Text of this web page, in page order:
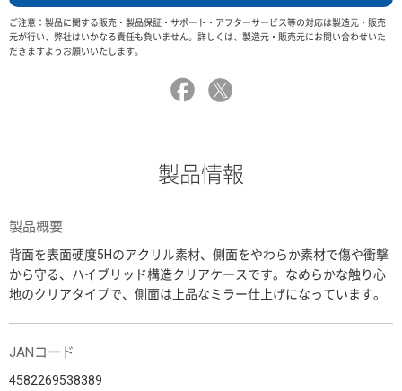
ご注意：製品に関する販売・製品保証・サポート・アフターサービス等の対応は製造元・販売
元が行い、弊社はいかなる責任も負いません。詳しくは、製造元・販売元にお問い合わせいた
だきますようお願いいたします。
製品情報
製品概要
背面を表面硬度5Hのアクリル素材、側面をやわらか素材で傷や衝撃
から守る、ハイブリッド構造クリアケースです。なめらかな触り心
地のクリアタイプで、側面は上品なミラー仕上げになっています。
JANコード
4582269538389